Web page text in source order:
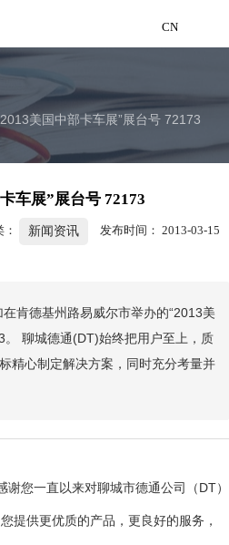
公司
Manufacturing
CN
CN
2013美国中部卡车展”展台号 72173
车展”展台号 72173
新闻资讯 发布时间： 2013-03-15
肯德基州路易威尔市举办的“2013美
。 聊城德通(DT)始终把用户至上，质
精心制定解决方案，同时充分考量并
您一直以来对聊城市德通公司（DT）
提供更优质的产品，更良好的服务，